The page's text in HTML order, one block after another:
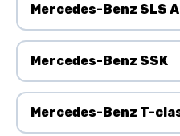
Mercedes-Benz SLS
Mercedes-Benz SSK
Mercedes-Benz T-